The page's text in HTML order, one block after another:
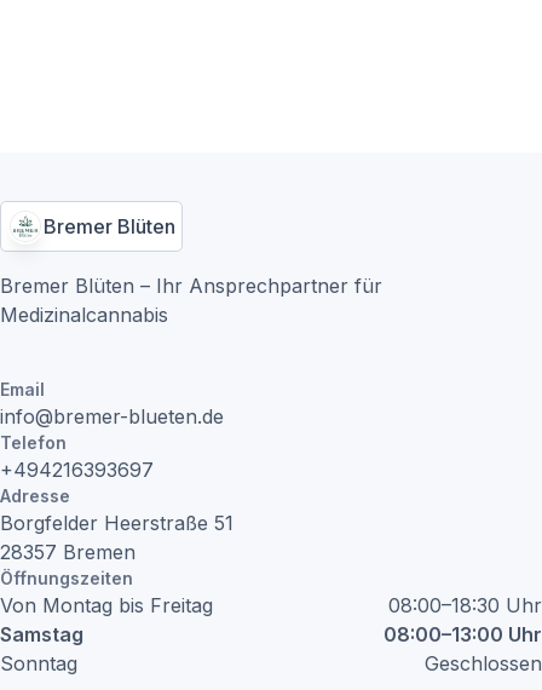
Bremer Blüten
Bremer Blüten – Ihr Ansprechpartner für
Medizinalcannabis
Email
info@bremer-blueten.de
Telefon
+494216393697
Adresse
Borgfelder Heerstraße 51
28357 Bremen
Öffnungszeiten
Von Montag bis Freitag
08:00–18:30 Uhr
Samstag
08:00–13:00 Uhr
Sonntag
Geschlossen